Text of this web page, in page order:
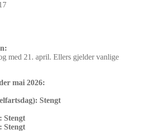
med 21. april. Ellers gjelder vanlige
mai 2026:
Stengt
Stengt
Stengt